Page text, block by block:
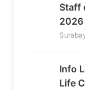
Staff
2026
Info
Life